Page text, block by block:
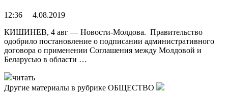
12:36 4.08.2019
КИШИНЕВ, 4 авг — Новости-Молдова. Правительство
одобрило постановление о подписании административного
договора о применении Соглашения между Молдовой и
Беларусью в области …
читать
Другие материалы в рубрике ОБЩЕСТВО